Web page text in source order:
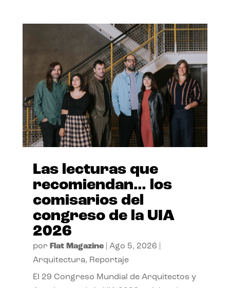
Las lecturas que
recomiendan… los
comisarios del
congreso de la UIA
2026
por Flat Magazine| Ago 5, 2026
Arquitectura, Reportaje
El 29 Congreso Mundial de Arquitectos y